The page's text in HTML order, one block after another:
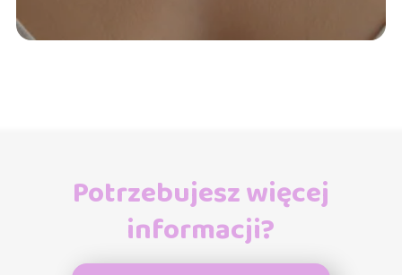
Potrzebujesz więcej
informacji?